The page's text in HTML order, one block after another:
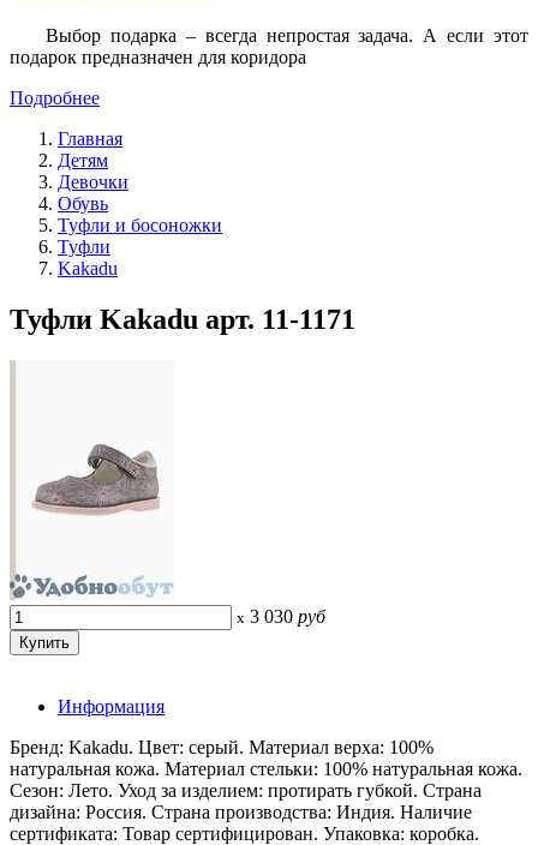
Выбор подарка – всегда непростая задача. А если этот
подарок предназначен для коридора
Подробнее
Главная
Детям
Девочки
Обувь
Туфли и босоножки
Туфли
Kakadu
Туфли Kakadu арт. 11-1171
x 3 030 руб
Информация
Бренд: Kakadu. Цвет: серый. Материал верха: 100%
натуральная кожа. Материал стельки: 100% натуральная кожа.
Сезон: Лето. Уход за изделием: протирать губкой. Страна
дизайна: Россия. Страна производства: Индия. Наличие
сертификата: Товар сертифицирован. Упаковка: коробка.